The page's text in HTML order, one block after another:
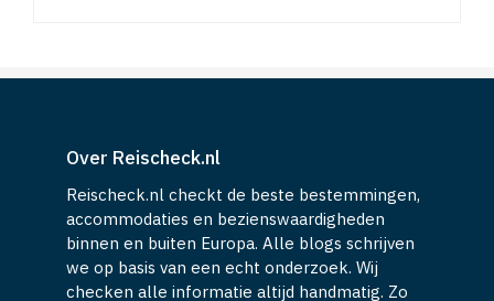
Over Reischeck.nl
Reischeck.nl checkt de beste bestemmingen,
accommodaties en bezienswaardigheden
binnen en buiten Europa. Alle blogs schrijven
we op basis van een echt onderzoek. Wij
checken alle informatie altijd handmatig. Zo